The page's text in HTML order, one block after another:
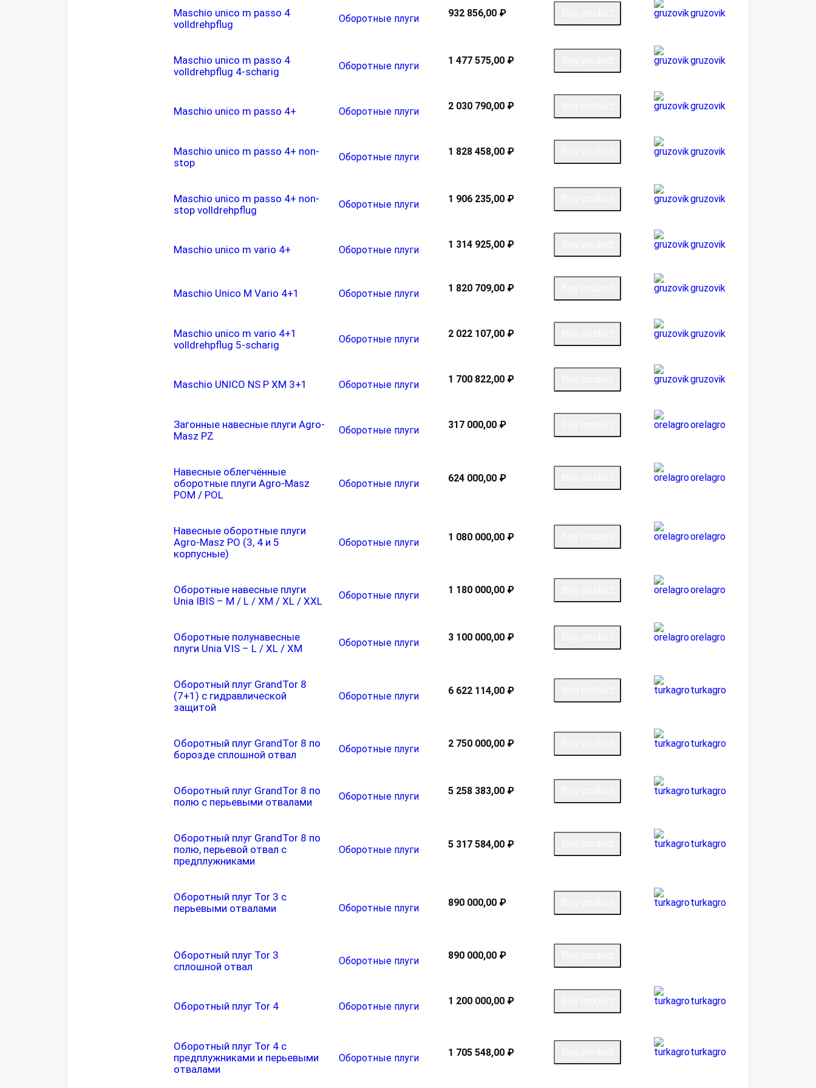
Maschio unico m passo 4
volldrehpflug
Оборотные плуги 932 856,00 ₽ gruzovik
Maschio unico m passo 4
volldrehpflug 4-scharig
Оборотные плуги 1 477 575,00 ₽ gruzovik
Maschio unico m passo 4+ Оборотные плуги 2 030 790,00 ₽ gruzovik
Maschio unico m passo 4+ non-
stop
Оборотные плуги 1 828 458,00 ₽ gruzovik
Maschio unico m passo 4+ non-
stop volldrehpflug
Оборотные плуги 1 906 235,00 ₽ gruzovik
Maschio unico m vario 4+ Оборотные плуги 1 314 925,00 ₽ gruzovik
Maschio Unico M Vario 4+1 Оборотные плуги 1 820 709,00 ₽ gruzovik
Maschio unico m vario 4+1
volldrehpflug 5-scharig
Оборотные плуги 2 022 107,00 ₽ gruzovik
Maschio UNICO NS P XM 3+1 Оборотные плуги 1 700 822,00 ₽ gruzovik
Загонные навесные плуги Agro-
Masz PZ
Оборотные плуги 317 000,00 ₽ orelagro
Навесные облегчённые
оборотные плуги Agro-Masz
POM / POL
Оборотные плуги 624 000,00 ₽ orelagro
Навесные оборотные плуги
Agro-Masz PO (3, 4 и 5
корпусные)
Оборотные плуги 1 080 000,00 ₽ orelagro
Оборотные навесные плуги
Unia IBIS – M / L / XM / XL / XXL
Оборотные плуги 1 180 000,00 ₽ orelagro
Оборотные полунавесные
плуги Unia VIS – L / XL / XM
Оборотные плуги 3 100 000,00 ₽ orelagro
Оборотный плуг GrandTor 8
(7+1) с гидравлической
защитой
Оборотные плуги 6 622 114,00 ₽ turkagro
Оборотный плуг GrandTor 8 по
борозде сплошной отвал
Оборотные плуги 2 750 000,00 ₽ turkagro
Оборотный плуг GrandTor 8 по
полю с перьевыми отвалами
Оборотные плуги 5 258 383,00 ₽ turkagro
Оборотный плуг GrandTor 8 по
полю, перьевой отвал с
предплужниками
Оборотные плуги 5 317 584,00 ₽ turkagro
Оборотный плуг Tor 3 с
перьевыми отвалами
Оборотные плуги 890 000,00 ₽ turkagro
Оборотный плуг Tor 3
сплошной отвал
Оборотные плуги 890 000,00 ₽
Оборотный плуг Tor 4 Оборотные плуги 1 200 000,00 ₽ turkagro
Оборотный плуг Tor 4 с
предплужниками и перьевыми
отвалами
Оборотные плуги 1 705 548,00 ₽ turkagro